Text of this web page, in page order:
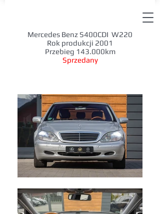
Mercedes Benz S400CDI W220
Rok produkcji 2001
Przebieg 143.000km
Sprzedany